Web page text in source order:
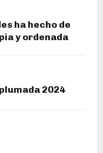
ha hecho de
y ordenada
2024